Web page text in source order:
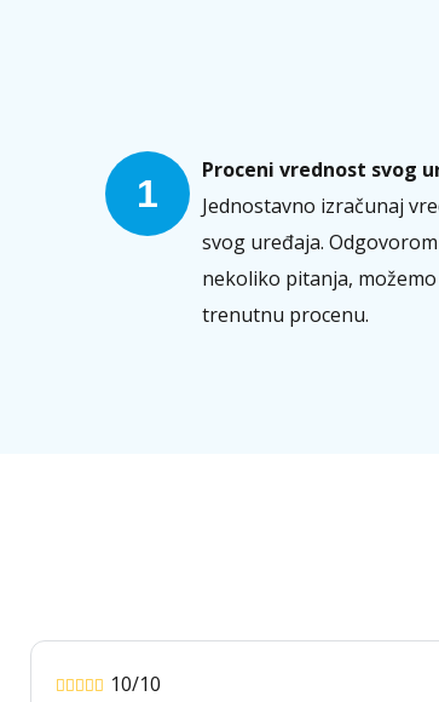
1
Proceni vrednost svog
Jednostavno izračunaj
svog uređaja.
nekoliko pitanja,
trenutnu procenu.
10/10